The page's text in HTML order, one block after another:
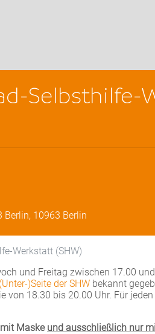
Selbsthilfe-
Berlin, 10963 Berlin
Werkstatt (SHW)
und Freitag zwischen 17.00
(Unter-)Seite der SHW bekannt
von 18.30 bis 20.00 Uhr. Für
Maske und ausschließlich nur